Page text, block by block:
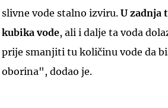
slivne vode stalno izviru. U zadnja
kubika vode, ali i dalje ta voda
prije smanjiti tu količinu vode da
oborina", dodao je.